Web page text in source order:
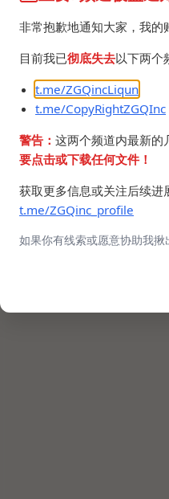
预告：大型纪录片《
非常抱歉地通知大家，我的
目前我已彻底失去以下两个
t.me/ZGQincLiqun
t.me/CopyRightZGQInc
警告： 这两个频道内最新的
要点击或下载任何文件！
获取更多信息或关注后续进
t.me/ZGQinc_profile
如果你有线索或愿意协助我揪